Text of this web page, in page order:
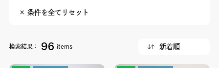
× 条件を全てリセット
検索結果： 96 items